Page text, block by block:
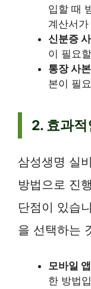
입할 때
계산서
신분증
이 필요
통장 사
본이 필
2. 효과적
삼성생명 실
방법으로 진
단점이 있습
을 선택하는
모바일
한 방법